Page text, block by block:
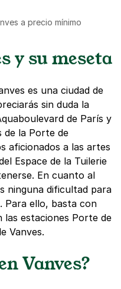
a precio mínimo
y su meseta
es una ciudad de
sin duda la
de París y
de la Porte de
aficionados a las artes
Espace de la Tuilerie
En cuanto al
ninguna dificultad para
Para ello, basta con
las estaciones Porte de
Vanves.
Vanves?